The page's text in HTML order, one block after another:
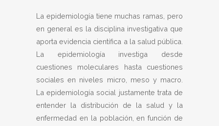
La epidemiología tiene muchas ramas, pero
en general es la disciplina investigativa que
aporta evidencia científica a la salud pública.
La epidemiología investiga desde
cuestiones moleculares hasta cuestiones
sociales en niveles micro, meso y macro.
La epidemiología social justamente trata de
entender la distribución de la salud y la
enfermedad en la población, en función de